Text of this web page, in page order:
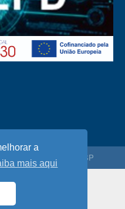
a
mais aqui
| Membro da APESP